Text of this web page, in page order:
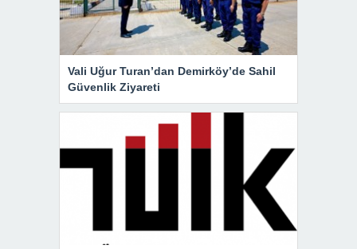
Vali Uğur Turan’dan Demirköy’de Sahil
Güvenlik Ziyareti